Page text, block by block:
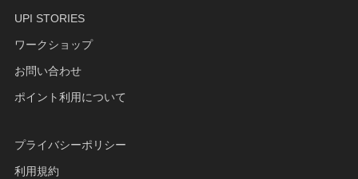
UPI STORIES
ワークショップ
お問い合わせ
ポイント利用について
プライバシーポリシー
利用規約